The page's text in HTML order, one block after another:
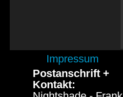
Impressum
Postanschrift +
Kontakt: